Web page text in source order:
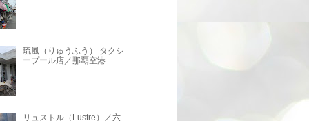
琉風（りゅうふう） タクシ
ープール店／那覇空港
リュストル（Lustre）／六